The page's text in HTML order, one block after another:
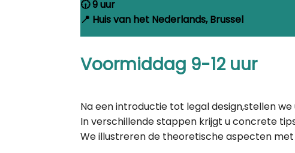
🕡 9 uur
📍 Huis van het Nederlands, Brussel
Voormiddag 9-12 uur
Na een introductie tot legal design,stellen
In verschillende stappen krijgt u concrete
We illustreren de theoretische aspecten